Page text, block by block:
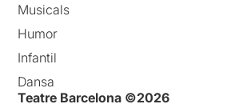
Musicals
Humor
Infantil
Dansa
Teatre Barcelona ©2026